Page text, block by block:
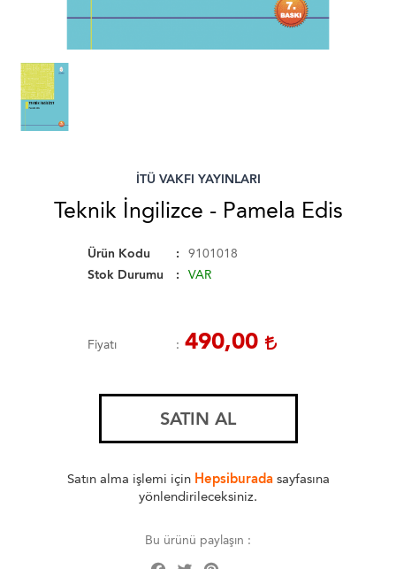
İTÜ VAKFI YAYINLARI
Teknik İngilizce - Pamela Edis
Ürün Kodu
9101018
Stok Durumu
VAR
Fiyatı 490,00
SATIN AL
Satın alma işlemi için Hepsiburadasayfasına
yönlendirileceksiniz.
Bu ürünü paylaşın :
Facebook
Twitter